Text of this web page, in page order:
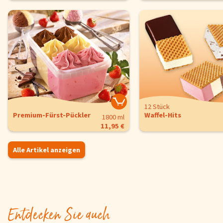
Premium-Fürst-Pückler
1800 ml
11,95 €
12 Stück
Waffel-Hits
Alle Artikel anzeigen
Entdecken Sie auch